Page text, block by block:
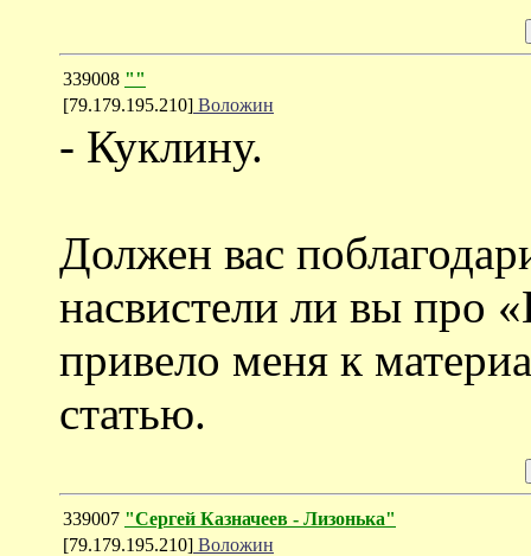
339008 ""
[79.179.195.210] Воложин
- Куклину.
Должен вас
насвистели ли вы про
привело меня к
статью.
339007 "Сергей Казначеев - Лизонька"
[79.179.195.210] Воложин